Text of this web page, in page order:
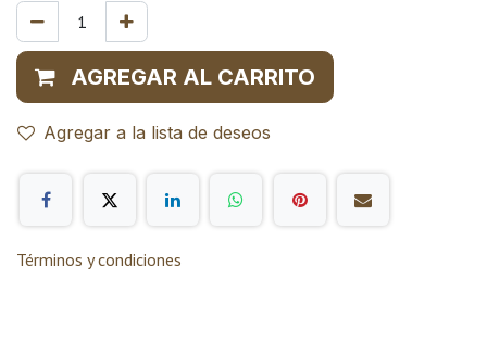
AGREGAR AL CARRITO
Agregar a la lista de deseos
Términos y condiciones